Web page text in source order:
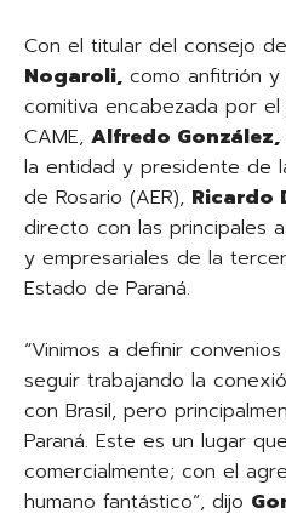
Con el titular del consejo
Nogaroli, como anfitrión y
comitiva encabezada por
CAME, Alfredo González,
la entidad y presidente de
de Rosario (AER), Ricardo
directo con las principales
y empresariales de la
Estado de Paraná.
“Vinimos a definir
seguir trabajando la
con Brasil, pero
Paraná. Este es un lugar
comercialmente; con el
humano fantástico”, dijo